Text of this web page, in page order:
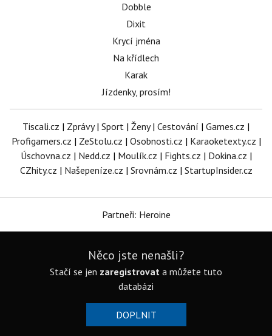
Dobble
Dixit
Krycí jména
Na křídlech
Karak
Jízdenky, prosím!
Tiscali.cz | Zprávy| Sport | Ženy| Cestování | Games.cz |
Profigamers.cz | ZeStolu.cz | Osobnosti.cz | Karaoketexty.cz |
Úschovna.cz | Nedd.cz | Moulík.cz | Fights.cz | Dokina.cz |
CZhity.cz | Našepeníze.cz | Srovnám.cz | StartupInsider.cz
Partneři: Heroine
Něco jste nenašli?
Stačí se jen zaregistrovat a můžete tuto
databázi
DOPLNIT